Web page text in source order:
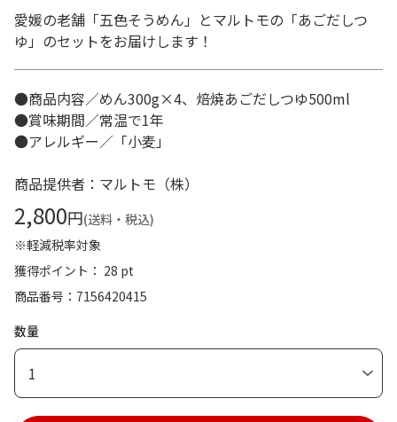
愛媛の老舗「五色そうめん」とマルトモの「あごだしつ
ゆ」のセットをお届けします！
●商品内容／めん300g×4、焙焼あごだしつゆ500ml
●賞味期間／常温で1年
●アレルギー／「小麦」
商品提供者：マルトモ（株）
2,800円(送料・税込)
※軽減税率対象
獲得ポイント： 28 pt
商品番号
7156420415
数量
1